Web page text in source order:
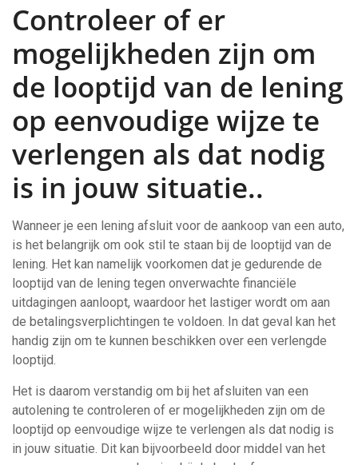
Controleer of er
mogelijkheden zijn om
de looptijd van de lening
op eenvoudige wijze te
verlengen als dat nodig
is in jouw situatie..
Wanneer je een lening afsluit voor de aankoop van een auto,
is het belangrijk om ook stil te staan bij de looptijd van de
lening. Het kan namelijk voorkomen dat je gedurende de
looptijd van de lening tegen onverwachte financiële
uitdagingen aanloopt, waardoor het lastiger wordt om aan
de betalingsverplichtingen te voldoen. In dat geval kan het
handig zijn om te kunnen beschikken over een verlengde
looptijd.
Het is daarom verstandig om bij het afsluiten van een
autolening te controleren of er mogelijkheden zijn om de
looptijd op eenvoudige wijze te verlengen als dat nodig is
in jouw situatie. Dit kan bijvoorbeeld door middel van het